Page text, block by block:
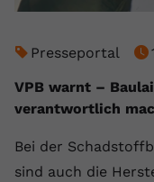
Presseportal
VPB warnt –
verantwortlich
Bei der
sind auch die